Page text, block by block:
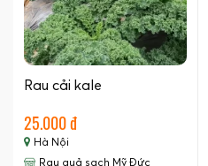
Rau cải kale
25.000 đ
Hà Nội
Rau quả sạch Mỹ Đức